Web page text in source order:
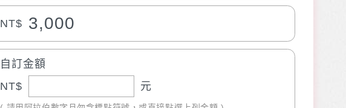
NT$ 3,000
自訂金額
NT$
元